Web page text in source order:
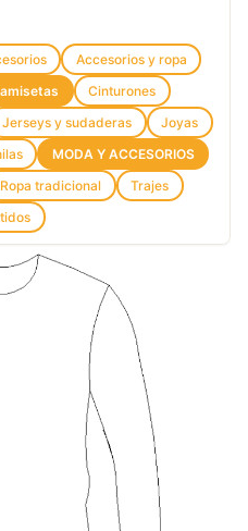
Accesorios y ropa
Cinturones
Jerseys y sudaderas
Joyas
MODA Y ACCESORIOS
Ropa tradicional
Trajes